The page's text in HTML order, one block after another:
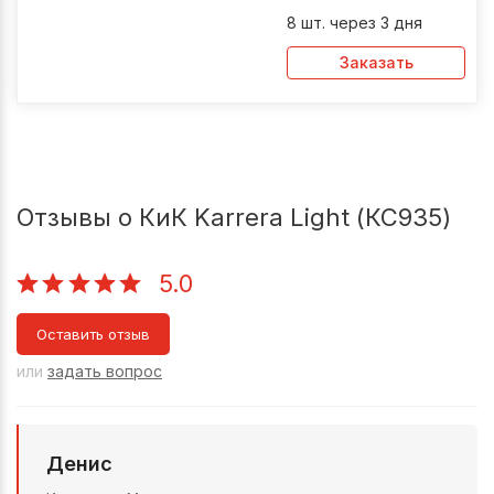
8 шт. через 3 дня
Заказать
Отзывы о КиК Karrera Light (КС935)
5.0
Оставить отзыв
или задать вопрос
Денис